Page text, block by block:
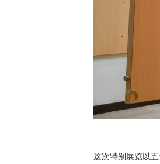
这次特别展览以